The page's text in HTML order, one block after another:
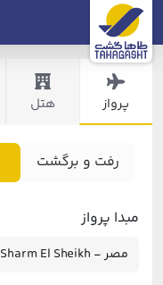
پرواز هتل
رفت و برگشت
مبدا پرواز